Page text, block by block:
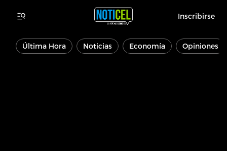
Inscribirse
Última Hora Noticias Economía Opiniones